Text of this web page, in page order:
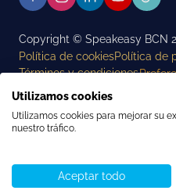
Comenzar chat
Copyright © Speakeasy BCN
Política de cookiesPolítica de
Términos y condiciones
Utilizamos cookies
Utilizamos cookies para mejorar su
nuestro tráfico.
Aceptar todo